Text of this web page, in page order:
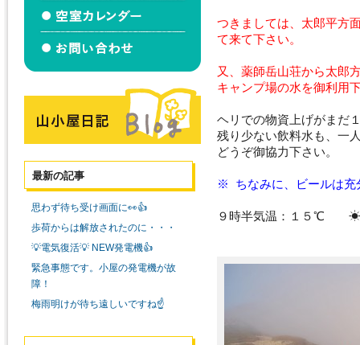
つきましては、太郎平方
て来て下さい。
又、薬師岳山荘から太郎
キャンプ場の水を御利用
ヘリでの物資上げがまだ
残り少ない飲料水も、一
どうぞ御協力下さい。
※ ちなみに、ビールは充
９時半気温：１５
最新の記事
思わず待ち受け画面に👀👍
歩荷からは解放されたのに・・・
💡電気復活💡 NEW発電機👍
緊急事態です。小屋の発電機が故
障！
梅雨明けが待ち遠しいですね☝️